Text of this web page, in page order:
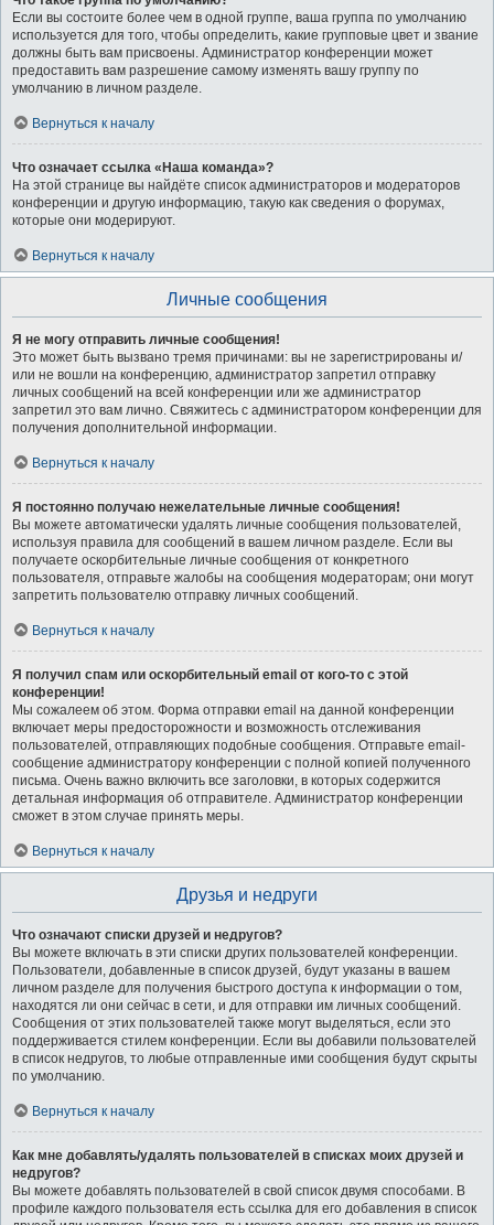
Если вы состоите более чем в одной группе, ваша группа по умолчанию
используется для того, чтобы определить, какие групповые цвет и звание
должны быть вам присвоены. Администратор конференции может
предоставить вам разрешение самому изменять вашу группу по
умолчанию в личном разделе.
Вернуться к началу
Что означает ссылка «Наша команда»?
На этой странице вы найдёте список администраторов и модераторов
конференции и другую информацию, такую как сведения о форумах,
которые они модерируют.
Вернуться к началу
Личные сообщения
Я не могу отправить личные сообщения!
Это может быть вызвано тремя причинами: вы не зарегистрированы и/
или не вошли на конференцию, администратор запретил отправку
личных сообщений на всей конференции или же администратор
запретил это вам лично. Свяжитесь с администратором конференции для
получения дополнительной информации.
Вернуться к началу
Я постоянно получаю нежелательные личные сообщения!
Вы можете автоматически удалять личные сообщения пользователей,
используя правила для сообщений в вашем личном разделе. Если вы
получаете оскорбительные личные сообщения от конкретного
пользователя, отправьте жалобы на сообщения модераторам; они могут
запретить пользователю отправку личных сообщений.
Вернуться к началу
Я получил спам или оскорбительный email от кого-то с этой
конференции!
Мы сожалеем об этом. Форма отправки email на данной конференции
включает меры предосторожности и возможность отслеживания
пользователей, отправляющих подобные сообщения. Отправьте email-
сообщение администратору конференции с полной копией полученного
письма. Очень важно включить все заголовки, в которых содержится
детальная информация об отправителе. Администратор конференции
сможет в этом случае принять меры.
Вернуться к началу
Друзья и недруги
Что означают списки друзей и недругов?
Вы можете включать в эти списки других пользователей конференции.
Пользователи, добавленные в список друзей, будут указаны в вашем
личном разделе для получения быстрого доступа к информации о том,
находятся ли они сейчас в сети, и для отправки им личных сообщений.
Сообщения от этих пользователей также могут выделяться, если это
поддерживается стилем конференции. Если вы добавили пользователей
в список недругов, то любые отправленные ими сообщения будут скрыты
по умолчанию.
Вернуться к началу
Как мне добавлять/удалять пользователей в списках моих друзей и
недругов?
Вы можете добавлять пользователей в свой список двумя способами. В
профиле каждого пользователя есть ссылка для его добавления в список